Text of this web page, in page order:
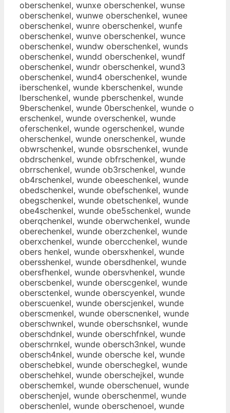
oberschenkel, wunxe oberschenkel, wunse
oberschenkel, wunwe oberschenkel, wunee
oberschenkel, wunre oberschenkel, wunfe
oberschenkel, wunve oberschenkel, wunce
oberschenkel, wundw oberschenkel, wunds
oberschenkel, wundd oberschenkel, wundf
oberschenkel, wundr oberschenkel, wund3
oberschenkel, wund4 oberschenkel, wunde
iberschenkel, wunde kberschenkel, wunde
lberschenkel, wunde pberschenkel, wunde
9berschenkel, wunde 0berschenkel, wunde o
erschenkel, wunde overschenkel, wunde
oferschenkel, wunde ogerschenkel, wunde
oherschenkel, wunde onerschenkel, wunde
obwrschenkel, wunde obsrschenkel, wunde
obdrschenkel, wunde obfrschenkel, wunde
obrrschenkel, wunde ob3rschenkel, wunde
ob4rschenkel, wunde obeeschenkel, wunde
obedschenkel, wunde obefschenkel, wunde
obegschenkel, wunde obetschenkel, wunde
obe4schenkel, wunde obe5schenkel, wunde
oberqchenkel, wunde oberwchenkel, wunde
oberechenkel, wunde oberzchenkel, wunde
oberxchenkel, wunde obercchenkel, wunde
obers henkel, wunde obersxhenkel, wunde
obersshenkel, wunde obersdhenkel, wunde
obersfhenkel, wunde obersvhenkel, wunde
oberscbenkel, wunde oberscgenkel, wunde
obersctenkel, wunde oberscyenkel, wunde
oberscuenkel, wunde oberscjenkel, wunde
oberscmenkel, wunde oberscnenkel, wunde
oberschwnkel, wunde oberschsnkel, wunde
oberschdnkel, wunde oberschfnkel, wunde
oberschrnkel, wunde obersch3nkel, wunde
obersch4nkel, wunde obersche kel, wunde
oberschebkel, wunde oberschegkel, wunde
oberschehkel, wunde oberschejkel, wunde
oberschemkel, wunde oberschenuel, wunde
oberschenjel, wunde oberschenmel, wunde
oberschenlel, wunde oberschenoel, wunde